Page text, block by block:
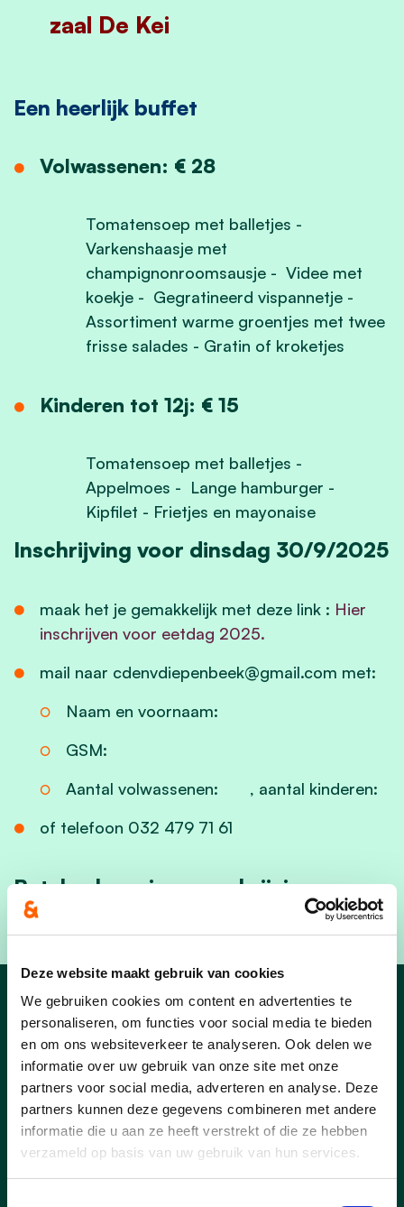
Deze website maakt gebruik van cookies
We gebruiken cookies om content en advertenties te
personaliseren, om functies voor social media te bieden
en om ons websiteverkeer te analyseren. Ook delen we
informatie over uw gebruik van onze site met onze
partners voor social media, adverteren en analyse. Deze
partners kunnen deze gegevens combineren met andere
informatie die u aan ze heeft verstrekt of die ze hebben
verzameld op basis van uw gebruik van hun services.
zaal De Kei
Een heerlijk buffet
Volwassenen: € 28
Tomatensoep met balletjes -
Varkenshaasje met
champignonroomsausje - Videe met
koekje - Gegratineerd vispannetje -
Assortiment warme groentjes met twee
frisse salades - Gratin of kroketjes
Kinderen tot 12j: € 15
Tomatensoep met balletjes -
Appelmoes - Lange hamburger -
Kipfilet - Frietjes en mayonaise
Inschrijving voor dinsdag 30/9/2025
maak het je gemakkelijk met deze link : Hier
inschrijven voor eetdag 2025.
mail naar cdenvdiepenbeek@gmail.com met:
Naam en voornaam:
GSM:
Aantal volwassenen: , aantal kinderen:
of telefoon 032 479 71 61
Betalen kan via overschrijving op:
BE43 7512 0131 9601
Nieuws Diepenbeek